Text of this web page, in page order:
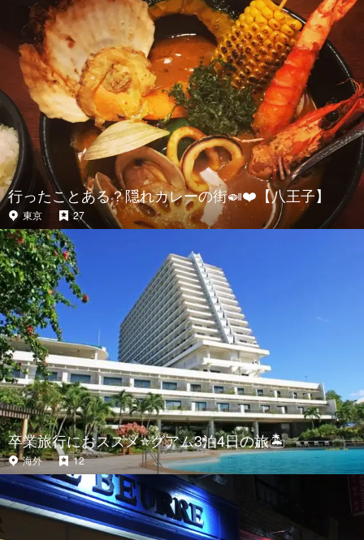
行ったことある？隠れカレーの街🍛❤️【八王子】
東京 27
卒業旅行におススメ⭐️グアム3泊4日の旅🏝
海外 12